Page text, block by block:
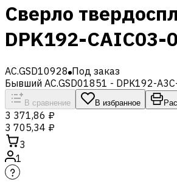
Сверло
DPK192-CAIC03-
AC.GSD10928 Под заказ
Бывший AC.GSD01851 - DPK192-
В сравнение В избранное
3 371,86 ₽
3 705,34 ₽
3
1